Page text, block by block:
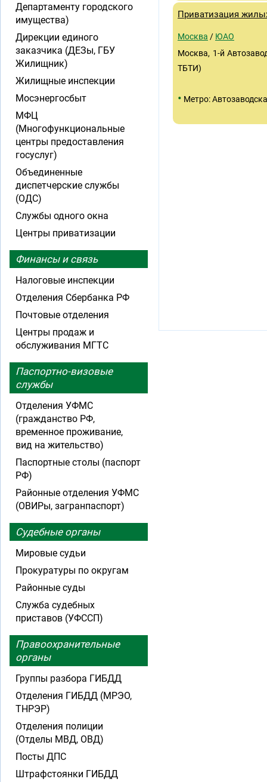
Приватизация
Москва / ЮАО
Москва, 1-й
ТБТИ)
• Метро:
Департаменту городского
имущества)
Дирекции единого
заказчика (ДЕЗы, ГБУ
Жилищник)
Жилищные инспекции
Мосэнергосбыт
МФЦ
(Многофункциональные
центры предоставления
госуслуг)
Объединенные
диспетчерские службы
(ОДС)
Службы одного окна
Центры приватизации
Финансы и связь
Налоговые инспекции
Отделения Сбербанка РФ
Почтовые отделения
Центры продаж и
обслуживания МГТС
Паспортно-визовые
службы
Отделения УФМС
(гражданство РФ,
временное проживание,
вид на жительство)
Паспортные столы (паспорт
РФ)
Районные отделения УФМС
(ОВИРы, загранпаспорт)
Судебные органы
Мировые судьи
Прокуратуры по округам
Районные суды
Служба судебных
приставов (УФССП)
Правоохранительные
органы
Группы разбора ГИБДД
Отделения ГИБДД (МРЭО,
ТНРЭР)
Отделения полиции
(Отделы МВД, ОВД)
Посты ДПС
Штрафстоянки ГИБДД